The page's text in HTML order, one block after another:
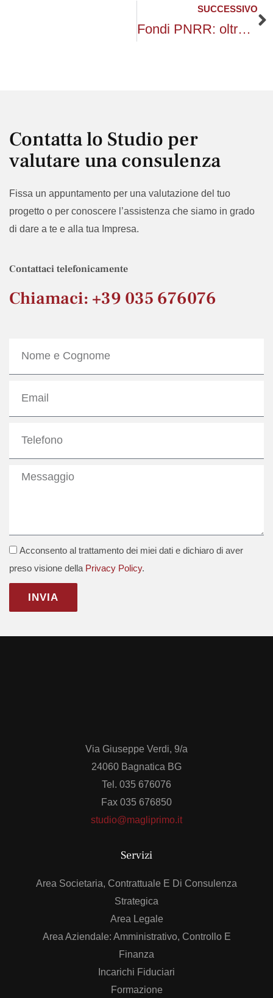
SUCCESSIVO
Fondi PNRR: oltre 2 miliardi spostati su energia, housing e imprese
Contatta lo Studio per
valutare una consulenza
Fissa un appuntamento per una valutazione del tuo
progetto o per conoscere l’assistenza che siamo in grado
di dare a te e alla tua Impresa.
Contattaci telefonicamente
Chiamaci: +39 035 676076
Messaggio
GDPR
Acconsento al trattamento dei miei dati e dichiaro di aver
preso visione della Privacy Policy.
INVIA
Via Giuseppe Verdi, 9/a
24060 Bagnatica BG
Tel. 035 676076
Fax 035 676850
studio@magliprimo.it
Servizi
Area Societaria, Contrattuale E Di Consulenza
Strategica
Area Legale
Area Aziendale: Amministrativo, Controllo E
Finanza
Incarichi Fiduciari
Formazione